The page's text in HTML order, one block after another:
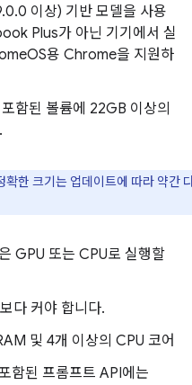
이상) 기반 모델을 사용
Plus가 아닌 기기에서 실
용 Chrome을 지원하
함된 볼륨에 22GB 이상의
한 크기는 업데이트에 따라 약간
GPU 또는 CPU로 실행할
다 커야 합니다.
및 4개 이상의 CPU 코어
함된 프롬프트 API에는